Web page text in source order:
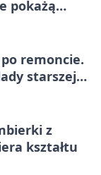
pokażą
po remoncie.
starszej
z
kształtu